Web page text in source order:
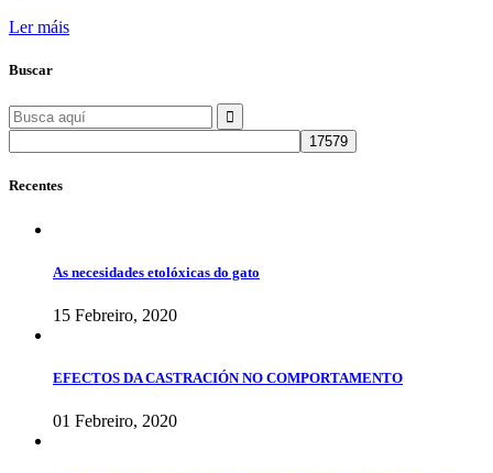
Ler máis
Buscar
Search
for:
Recentes
As necesidades etolóxicas do gato
15 Febreiro, 2020
EFECTOS DA CASTRACIÓN NO COMPORTAMENTO
01 Febreiro, 2020